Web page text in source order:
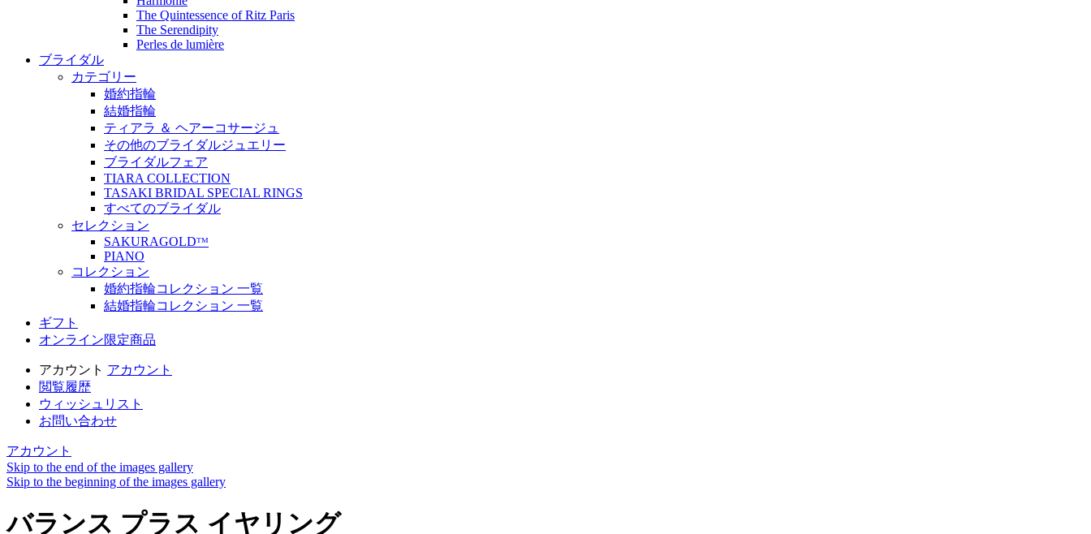
The Quintessence of Ritz Paris
The Serendipity
Perles de lumière
ブライダル
カテゴリー
婚約指輪
結婚指輪
ティアラ ＆ ヘアーコサージュ
その他のブライダルジュエリー
ブライダルフェア
TIARA COLLECTION
TASAKI BRIDAL SPECIAL RINGS
すべてのブライダル
セレクション
SAKURAGOLDᵀᴹ
PIANO
コレクション
婚約指輪コレクション 一覧
結婚指輪コレクション 一覧
ギフト
オンライン限定商品
アカウント アカウント
閲覧履歴
ウィッシュリスト
お問い合わせ
アカウント
Skip to the end of the images gallery
Skip to the beginning of the images gallery
バランス プラス イヤリング